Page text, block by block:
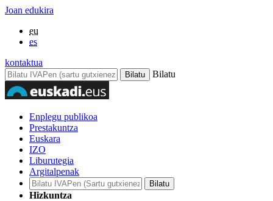
Joan edukira
eu
es
kontaktua
Bilatu
Enplegu publikoa
Prestakuntza
Euskara
IZO
Liburutegia
Argitalpenak
Hizkuntza